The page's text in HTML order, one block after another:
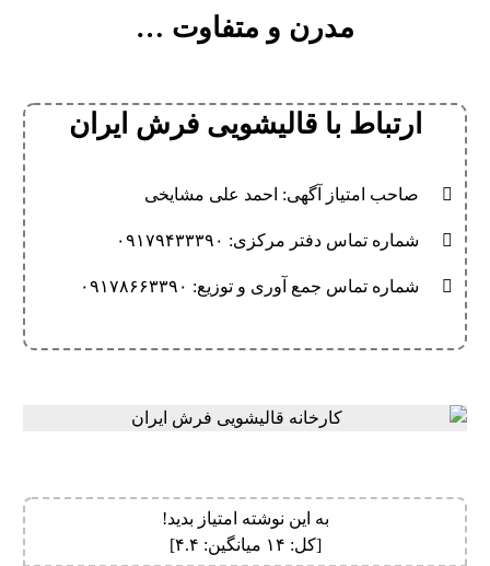
مدرن و متفاوت …
ارتباط با قالیشویی فرش ایران
صاحب امتیاز آگهی: احمد علی مشایخی
شماره تماس دفتر مرکزی: ۰۹۱۷۹۴۳۳۳۹۰
شماره تماس جمع آوری و توزیع: ۰۹۱۷۸۶۶۳۳۹۰
به این نوشته امتیاز بدید!
[کل: ۱۴ میانگین: ۴.۴]